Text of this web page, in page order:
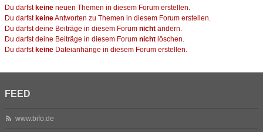
Du darfst keine neuen Themen in diesem Forum erstellen.
Du darfst keineAntworten zu Themen in diesem Forum erstellen.
Du darfst deine Beiträge in diesem Forum nicht ändern.
Du darfst deine Beiträge in diesem Forum nicht löschen.
Du darfst keine Dateianhänge in diesem Forum erstellen.
FEED
www.bifo.de